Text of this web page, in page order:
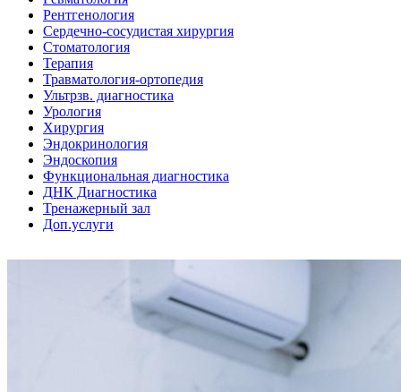
Рентгенология
Сердечно-сосудистая хирургия
Стоматология
Терапия
Травматология-ортопедия
Ультрзв. диагностика
Урология
Хирургия
Эндокринология
Эндоскопия
Функциональная диагностика
ДНК Диагностика
Тренажерный зал
Доп.услуги